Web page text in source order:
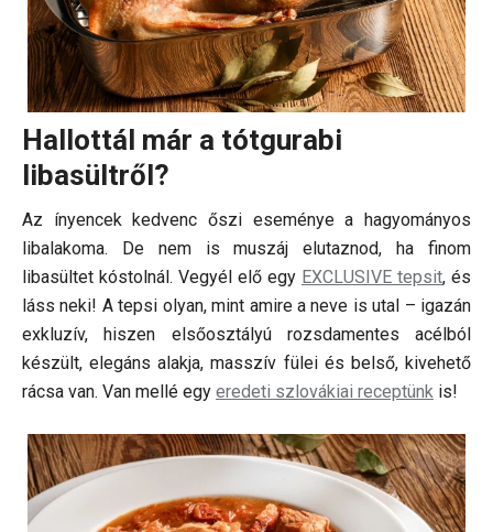
Hallottál már a tótgurabi
libasültről?
Az ínyencek kedvenc őszi eseménye a hagyományos
libalakoma. De nem is muszáj elutaznod, ha finom
libasültet kóstolnál. Vegyél elő egy EXCLUSIVE tepsit, és
láss neki! A tepsi olyan, mint amire a neve is utal – igazán
exkluzív, hiszen elsőosztályú rozsdamentes acélból
készült, elegáns alakja, masszív fülei és belső, kivehető
rácsa van. Van mellé egy eredeti szlovákiai receptünk is!